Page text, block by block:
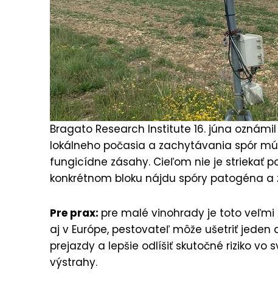
Bragato Research Institute 16. júna
lokálneho počasia a zachytávania spór
fungicídne zásahy. Cieľom nie je striekať
konkrétnom bloku nájdu spóry patogéna
Pre prax: pre malé vinohrady je toto veľmi
aj v Európe, pestovateľ môže ušetriť
prejazdy a lepšie odlíšiť skutočné riziko
výstrahy.